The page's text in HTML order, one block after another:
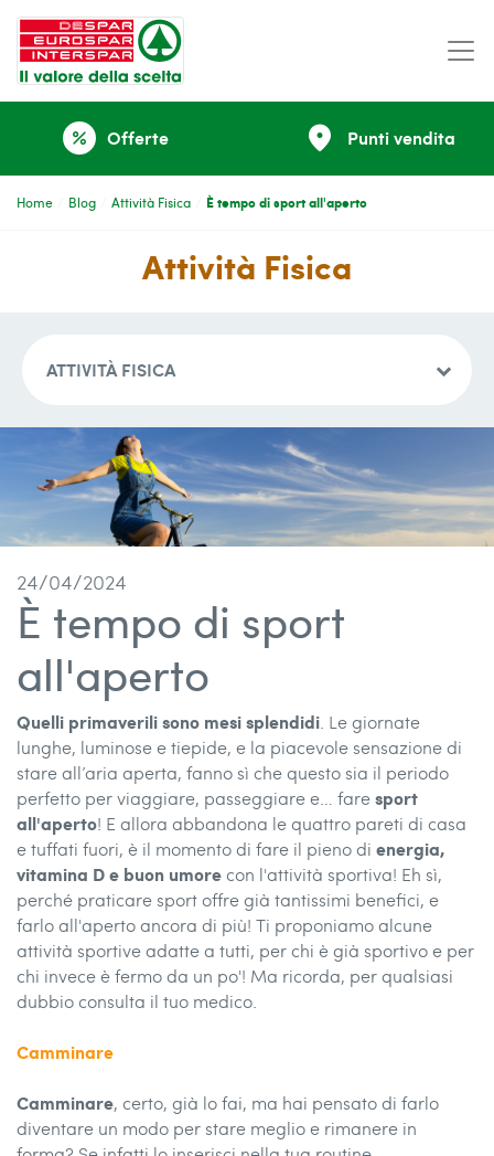
percent Offerte place Punti vendita
Home Blog Attività Fisica È tempo di sport all'aperto
Attività Fisica
24/04/2024
È tempo di sport
all'aperto
Quelli primaverili sono mesi splendidi. Le giornate
lunghe, luminose e tiepide, e la piacevole sensazione di
stare all’aria aperta, fanno sì che questo sia il periodo
perfetto per viaggiare, passeggiare e… faresport
all'aperto! E allora abbandona le quattro pareti di casa
e tuffati fuori, è il momento di fare il pieno di energia,
vitamina D e buon umorecon l'attività sportiva! Eh sì,
perché praticare sport offre già tantissimi benefici, e
farlo all'aperto ancora di più! Ti proponiamo alcune
attività sportive adatte a tutti, per chi è già sportivo e per
chi invece è fermo da un po'! Ma ricorda, per qualsiasi
dubbio consulta il tuo medico.
Camminare
Camminare, certo, già lo fai, ma hai pensato di farlo
diventare un modo per stare meglio e rimanere in